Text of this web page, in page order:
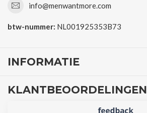
info@menwantmore.com
btw-nummer: NL001925353B73
INFORMATIE
KLANTBEOORDELINGEN